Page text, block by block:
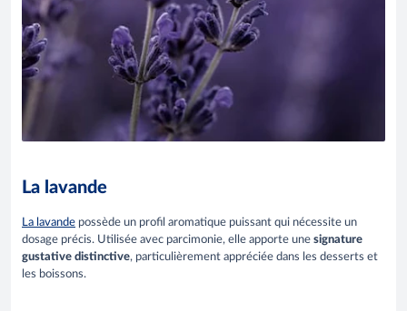
La lavande
La lavande possède un profil aromatique puissant qui nécessite un
dosage précis. Utilisée avec parcimonie, elle apporte une signature
gustative distinctive, particulièrement appréciée dans les desserts et
les boissons.